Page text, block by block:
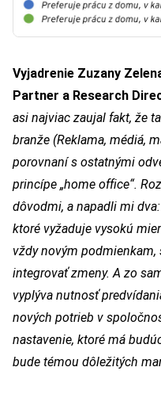
Vyjadrenie Zuzany
Partner a Research
asi najviac zaujal fakt, že
branže (Reklama, médiá,
porovnaní s ostatnými
princípe „home office“.
dôvodmi, a napadli mi
ktoré vyžaduje vysokú
vždy novým
integrovať zmeny. A zo
vyplýva nutnosť
nových potrieb v
nastavenie, ktoré má
bude témou dôležitých